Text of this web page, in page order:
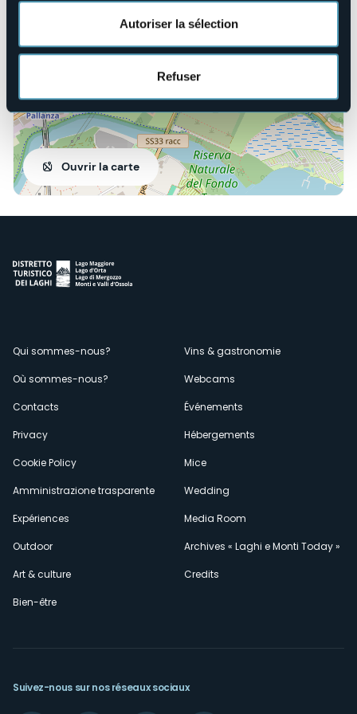
Autoriser la sélection
Refuser
Ouvrir la carte
Menù
secondario
Qui sommes-nous?
Où sommes-nous?
Contacts
Privacy
Cookie Policy
Amministrazione trasparente
Expériences
Outdoor
Art & culture
Bien-être
Vins & gastronomie
Webcams
Événements
Hébergements
Mice
Wedding
Media Room
Archives « Laghi e Monti Today »
Credits
Suivez-nous sur nos réseaux sociaux